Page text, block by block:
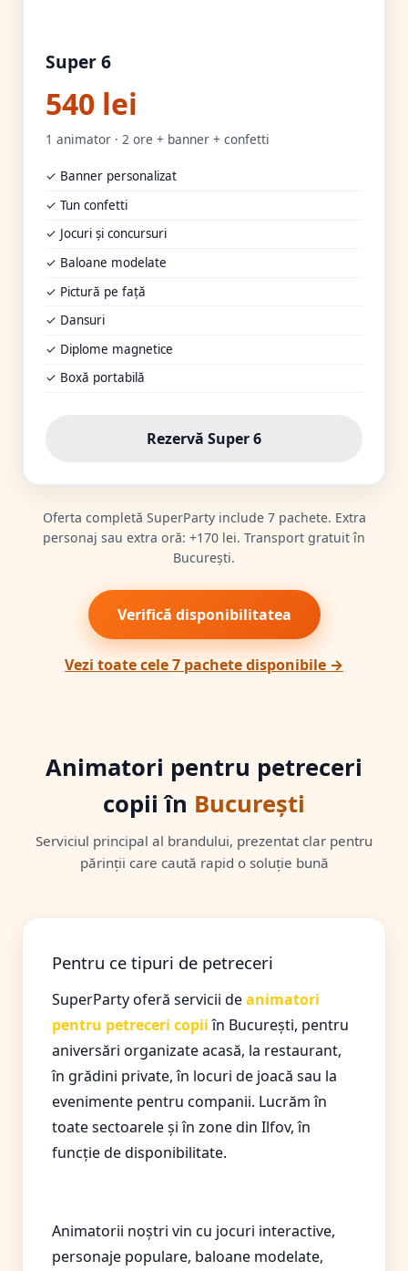
Super 6
540 lei
1 animator · 2 ore + banner + confetti
✓ Banner personalizat
✓ Tun confetti
✓ Jocuri și concursuri
✓ Baloane modelate
✓ Pictură pe față
✓ Dansuri
✓ Diplome magnetice
✓ Boxă portabilă
Rezervă Super 6
Oferta completă SuperParty include 7 pachete. Extra
personaj sau extra oră: +170 lei. Transport gratuit în
București.
Verifică disponibilitatea
Vezi toate cele 7 pachete disponibile →
Animatori pentru petreceri
copii în București
Serviciul principal al brandului, prezentat clar pentru
părinții care caută rapid o soluție bună
Pentru ce tipuri de petreceri
SuperParty oferă servicii deanimatori
pentru petreceri copiiîn București, pentru
aniversări organizate acasă, la restaurant,
în grădini private, în locuri de joacă sau la
evenimente pentru companii. Lucrăm în
toate sectoarele și în zone din Ilfov, în
funcție de disponibilitate.
Animatorii noștri vin cu jocuri interactive,
personaje populare, baloane modelate,